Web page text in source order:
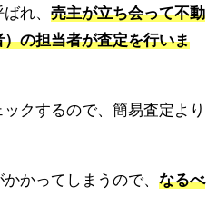
れ、 売主が立ち会って不動
の担当者が査定を行いま
クするので、簡易査定より
かってしまうので、 なるべ